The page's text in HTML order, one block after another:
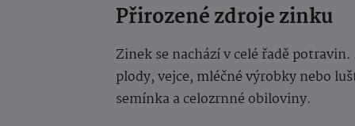
Přirozené zdroje zinku
Zinek se nachází v celé řadě
plody, vejce, mléčné výrobky nebo
semínka a celozrnné obiloviny.